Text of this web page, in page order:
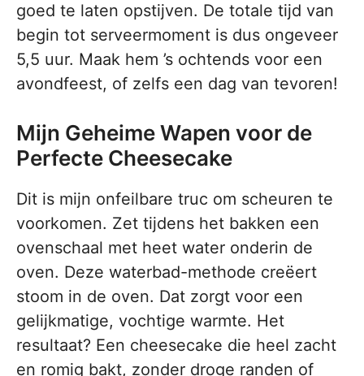
goed te laten opstijven. De totale tijd van
begin tot serveermoment is dus ongeveer
5,5 uur. Maak hem ’s ochtends voor een
avondfeest, of zelfs een dag van tevoren!
Mijn Geheime Wapen voor de
Perfecte Cheesecake
Dit is mijn onfeilbare truc om scheuren te
voorkomen. Zet tijdens het bakken een
ovenschaal met heet water onderin de
oven. Deze waterbad-methode creëert
stoom in de oven. Dat zorgt voor een
gelijkmatige, vochtige warmte. Het
resultaat? Een cheesecake die heel zacht
en romig bakt, zonder droge randen of